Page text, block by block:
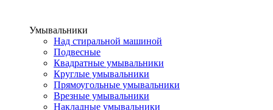
Умывальники
Над стиральной машиной
Подвесные
Квадратные умывальники
Круглые умывальники
Прямоугольные умывальники
Врезные умывальники
Накладные умывальники